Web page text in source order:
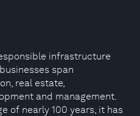
infrastructure
span
real estate,
and management.
of nearly 100 years, it has